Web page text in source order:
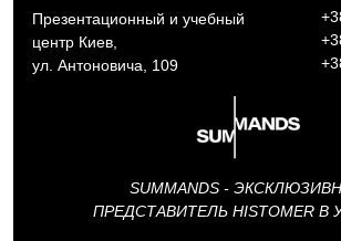
Презентационный и учебный
центр Киев,
ул. Антоновича, 109
SUMMANDS -
ПРЕДСТАВИТЕЛЬ HISTOMER В